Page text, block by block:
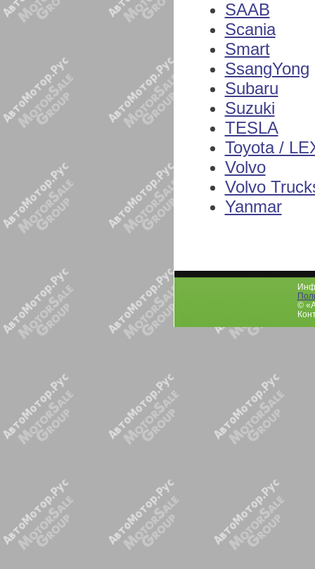
SAAB
Scania
Smart
SsangYong
Subaru
Suzuki
TESLA
Toyota /
Volvo
Volvo
Yanmar
©